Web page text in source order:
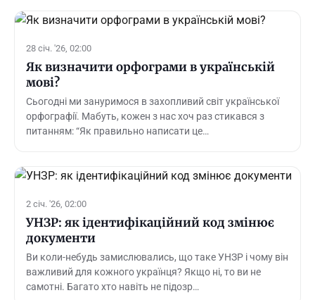
28 січ. '26, 02:00
Як визначити орфограми в українській
мові?
Сьогодні ми зануримося в захопливий світ української
орфографії. Мабуть, кожен з нас хоч раз стикався з
питанням: “Як правильно написати це…
2 січ. '26, 02:00
УНЗР: як ідентифікаційний код змінює
документи
Ви коли-небудь замислювались, що таке УНЗР і чому він
важливий для кожного українця? Якщо ні, то ви не
самотні. Багато хто навіть не підозр…